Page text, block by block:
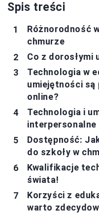
Spis treści
Różnorodność
chmurze
Co z dorosłymi
Technologia w
umiejętności są
online?
Technologia i
interpersonalne
Dostępność:
do szkoły w
Kwalifikacje
świata!
Korzyści z
warto